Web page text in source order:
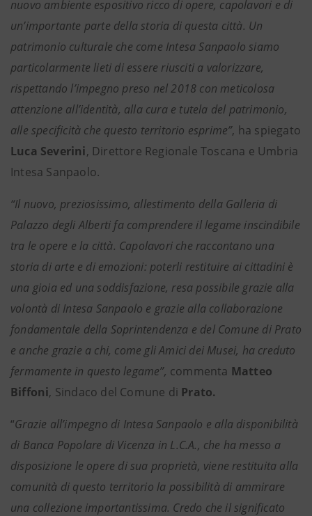
nuovo ambiente espositivo ricco di opere, capolavori e di
un’importante parte della storia di questa città. Un
patrimonio culturale che come Intesa Sanpaolo siamo
particolarmente lieti di essere riusciti a valorizzare,
rispettando l’impegno preso nel 2018 con meticolosa
attenzione all’identità, alla cura e tutela del patrimonio,
alle specificità che questo territorio esprime”, ha spiegato
Luca Severini, Direttore Regionale Toscana e Umbria
Intesa Sanpaolo.
“Il nuovo, preziosissimo, allestimento della Galleria di
Palazzo degli Alberti fa comprendere il legame inscindibile
tra le opere e la città. Capolavori che raccontano una
storia di arte e di emozioni: poterli restituire ai cittadini è
una gioia ed una soddisfazione, resa possibile grazie alla
volontà di Intesa Sanpaolo e grazie alla collaborazione
fondamentale della Soprintendenza e del Comune di Prato
e anche grazie a chi, come gli Amici dei Musei, ha creduto
fermamente in questo legame”, commenta Matteo
Biffoni, Sindaco del Comune di Prato.
“Grazie all’impegno di Intesa Sanpaolo e alla disponibilità
di Banca Popolare di Vicenza in L.C.A., che ha messo a
disposizione le opere di sua proprietà, viene restituita alla
comunità di questo territorio la possibilità di ammirare
una collezione importantissima. Credo che il significato